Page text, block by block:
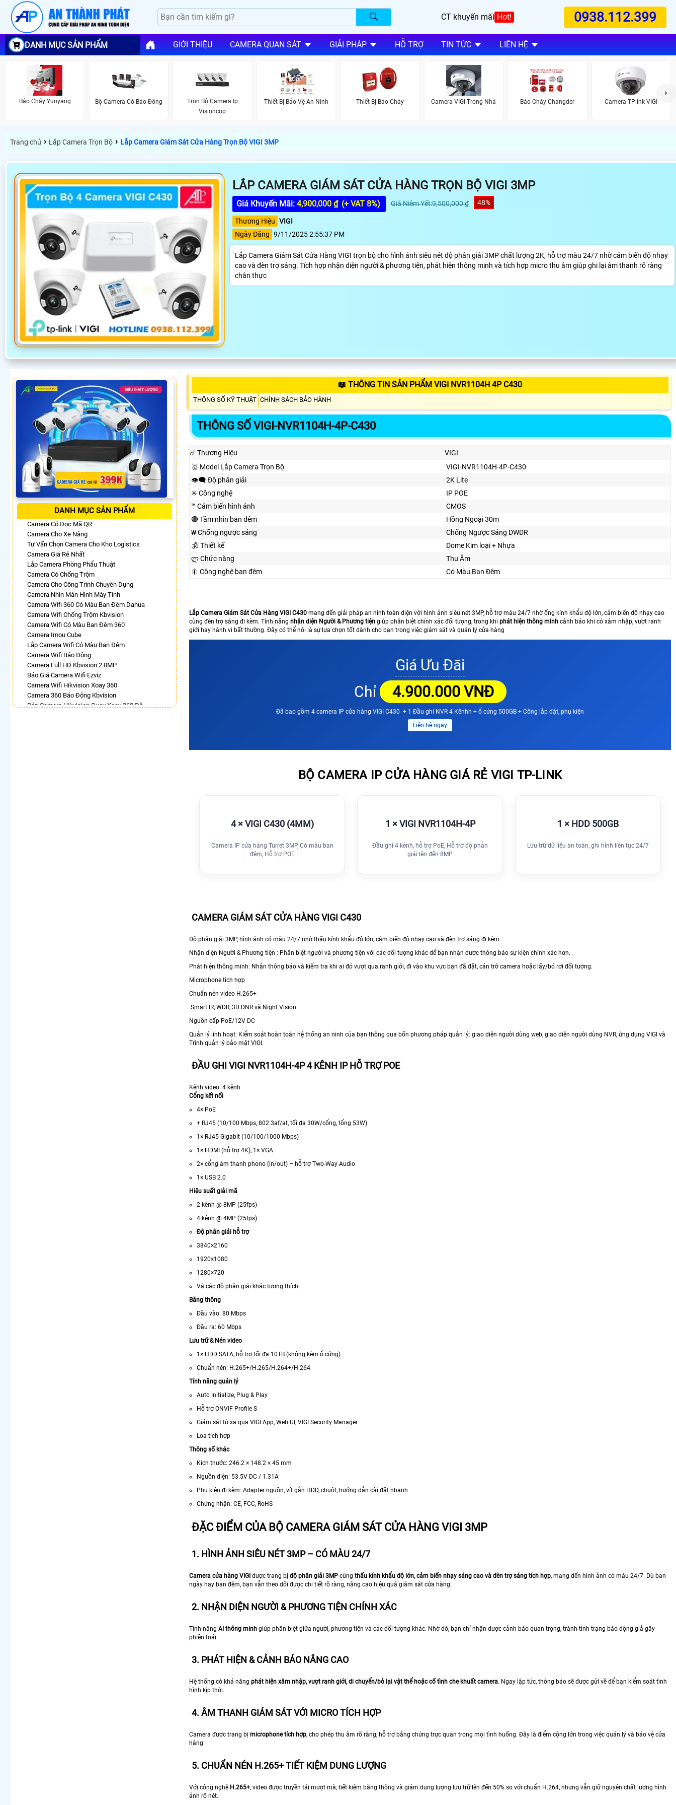
CT khuyến mãi Hot! 0938.112.399
DANH MỤC SẢN PHẨM GIỚI THIỆU CAMERA QUAN SÁT GIẢI PHÁP HỖ TRỢ TIN TỨC LIÊN HỆ
Báo Cháy Yunyang Bộ Camera Có Báo Đông
Trọn Bộ Camera Ip
Visioncop
Thiết Bị Bảo Vệ An Ninh Thiết Bị Báo Cháy Camera VIGI Trong Nhà Báo Cháy Changder Camera TPlink VIGI
Trang chủ › Lắp Camera Trọn Bộ › Lắp Camera Giám Sát Cửa Hàng Trọn Bộ VIGI 3MP
LẮP CAMERA GIÁM SÁT CỬA HÀNG TRỌN BỘ VIGI 3MP
Giá Khuyến Mãi: 4,900,000 ₫ (+ VAT 8%) Giá Niêm Yết:9,500,000 ₫ 48%
Thương Hiệu VIGI
Ngày Đăng 9/11/2025 2:55:37 PM
Lắp Camera Giám Sát Cửa Hàng VIGI trọn bộ cho hình ảnh siêu nét độ phân giải 3MP chất lượng 2K, hỗ trợ màu 24/7 nhờ cảm biến độ nhạy
cao và đèn trợ sáng. Tích hợp nhận diện người & phương tiện, phát hiện thông minh và tích hợp micro thu âm giúp ghi lại âm thanh rõ ràng
chân thực
DANH MỤC SẢN PHẨM
Camera Có Đọc Mã QR
Camera Cho Xe Nâng
Tư Vấn Chọn Camera Cho Kho Logistics
Camera Giá Rẻ Nhất
Lắp Camera Phòng Phẩu Thuật
Camera Có Chống Trộm
Camera Cho Công Trình Chuyên Dụng
Camera Nhìn Màn Hình Máy Tính
Camera Wifi 360 Có Màu Ban Đêm Dahua
Camera Wifi Chống Trộm Kbvision
Camera Wifi Có Màu Ban Đêm 360
Camera Imou Cube
Lắp Camera Wifi Có Màu Ban Đêm
Camera Wifi Báo Động
Camera Full HD Kbvision 2.0MP
Báo Giá Camera Wifi Ezviz
Camera Wifi Hikvision Xoay 360
Camera 360 Báo Động Kbvision
Bán Camera Hikvision Quay Xoay 360 Độ
📖 THÔNG TIN SẢN PHẨM VIGI NVR1104H 4P C430
THÔNG SỐ KỸ THUẬT CHÍNH SÁCH BẢO HÀNH
THÔNG SỐ VIGI-NVR1104H-4P-C430
☄️ Thương Hiệu
VIGI
🥇️ Model Lắp Camera Trọn Bộ
VIGI-NVR1104H-4P-C430
👁️‍🗨 Độ phân giải
2K Lite
✳️ Công nghệ
IP POE
™️ Cảm biến hình ảnh
CMOS
🔴 Tầm nhìn ban đêm
Hồng Ngoại 30m
₩ Chống ngược sáng
Chống Ngược Sáng DWDR
🕉️ Thiết kế
Dome Kim loại + Nhựa
ლ Chức năng
Thu Âm
🎇 Công nghệ ban đêm
Có Màu Ban Ðêm
Lắp Camera Giám Sát Cửa Hàng VIGI C430 mang đến giải pháp an ninh toàn diện với hình ảnh siêu nét 3MP, hỗ trợ màu 24/7 nhờ ống kính khẩu độ lớn, cảm biến độ nhạy cao
cùng đèn trợ sáng đi kèm. Tính năng nhận diện Người & Phương tiện giúp phân biệt chính xác đối tượng, trong khi phát hiện thông minh cảnh báo khi có xâm nhập, vượt ranh
giới hay hành vi bất thường. Đây có thể nói là sự lựa chọn tốt dành cho bạn trong việc giám sát và quản lý cửa hàng
Giá Ưu Đãi
Chỉ
4.900.000 VNĐ
Đã bao gồm 4 camera IP cửa hàng VIGI C430 + 1 Đầu ghi NVR 4 Kênhh + ổ cứng 500GB + Công lắp đặt, phụ kiện
Liên hệ ngay
BỘ CAMERA IP CỬA HÀNG GIÁ RẺ VIGI TP-LINK
4 × VIGI C430 (4MM)
Camera IP cửa hàng Turret 3MP, Có màu ban
đêm, Hỗ trợ POE
1 × VIGI NVR1104H-4P
Đầu ghi 4 kênh, hỗ trợ PoE, Hỗ trợ độ phân
giải lên đến 8MP
1 × HDD 500GB
Lưu trữ dữ liệu an toàn, ghi hình liên tục 24/7
CAMERA GIÁM SÁT CỬA HÀNG VIGI C430
Độ phân giải 3MP, hình ảnh có màu 24/7 nhờ thấu kính khẩu độ lớn, cảm biến độ nhạy cao và đèn trợ sáng đi kèm.
Nhận diện Người & Phương tiện : Phân biệt người và phương tiện với các đối tượng khác để bạn nhận được thông báo sự kiện chính xác hơn.
Phát hiện thông minh: Nhận thông báo và kiểm tra khi ai đó vượt qua ranh giới, đi vào khu vực bạn đã đặt, cản trở camera hoặc lấy/bỏ rơi đối tượng.
Microphone tích hợp
Chuẩn nén video H.265+
Smart IR, WDR, 3D DNR và Night Vision.
Nguồn cấp PoE/12V DC
Quản lý linh hoạt: Kiểm soát hoàn toàn hệ thống an ninh của bạn thông qua bốn phương pháp quản lý: giao diện người dùng web, giao diện người dùng NVR, ứng dụng VIGI và
Trình quản lý bảo mật VIGI.
ĐẦU GHI VIGI NVR1104H-4P 4 KÊNH IP HỖ TRỢ POE
Kênh video: 4 kênh
Cổng kết nối
4× PoE
+ RJ45 (10/100 Mbps, 802.3af/at, tối đa 30W/cổng, tổng 53W)
1× RJ45 Gigabit (10/100/1000 Mbps)
1× HDMI (hỗ trợ 4K), 1× VGA
2× cổng âm thanh phono (in/out) – hỗ trợ Two-Way Audio
1× USB 2.0
Hiệu suất giải mã
2 kênh @ 8MP (25fps)
4 kênh @ 4MP (25fps)
Độ phân giải hỗ trợ
3840×2160
1920×1080
1280×720
Và các độ phân giải khác tương thích
Băng thông
Đầu vào: 80 Mbps
Đầu ra: 60 Mbps
Lưu trữ & Nén video
1× HDD SATA, hỗ trợ tối đa 10TB (không kèm ổ cứng)
Chuẩn nén: H.265+/H.265/H.264+/H.264
Tính năng quản lý
Auto Initialize, Plug & Play
Hỗ trợ ONVIF Profile S
Giám sát từ xa qua VIGI App, Web UI, VIGI Security Manager
Loa tích hợp
Thông số khác
Kích thước: 246.2 × 148.2 × 45 mm
Nguồn điện: 53.5V DC / 1.31A
Phụ kiện đi kèm: Adapter nguồn, vít gắn HDD, chuột, hướng dẫn cài đặt nhanh
Chứng nhận: CE, FCC, RoHS
ĐẶC ĐIỂM CỦA BỘ CAMERA GIÁM SÁT CỬA HÀNG VIGI 3MP
1. HÌNH ẢNH SIÊU NÉT 3MP – CÓ MÀU 24/7
Camera cửa hàng VIGI được trang bị độ phân giải 3MP cùng thấu kính khẩu độ lớn, cảm biến nhạy sáng cao và đèn trợ sáng tích hợp, mang đến hình ảnh có màu 24/7. Dù ban
ngày hay ban đêm, bạn vẫn theo dõi được chi tiết rõ ràng, nâng cao hiệu quả giám sát cửa hàng.
2. NHẬN DIỆN NGƯỜI & PHƯƠNG TIỆN CHÍNH XÁC
Tính năng AI thông minh giúp phân biệt giữa người, phương tiện và các đối tượng khác. Nhờ đó, bạn chỉ nhận được cảnh báo quan trọng, tránh tình trạng báo động giả gây
phiền toái.
3. PHÁT HIỆN & CẢNH BÁO NÂNG CAO
Hệ thống có khả năng phát hiện xâm nhập, vượt ranh giới, di chuyển/bỏ lại vật thể hoặc cố tình che khuất camera. Ngay lập tức, thông báo sẽ được gửi về để bạn kiểm soát tình
hình kịp thời.
4. ÂM THANH GIÁM SÁT VỚI MICRO TÍCH HỢP
Camera được trang bị microphone tích hợp, cho phép thu âm rõ ràng, hỗ trợ bằng chứng trực quan trong mọi tình huống. Đây là điểm cộng lớn trong việc quản lý và bảo vệ cửa
hàng.
5. CHUẨN NÉN H.265+ TIẾT KIỆM DUNG LƯỢNG
Với công nghệ H.265+, video được truyền tải mượt mà, tiết kiệm băng thông và giảm dung lượng lưu trữ lên đến 50% so với chuẩn H.264, nhưng vẫn giữ nguyên chất lượng hình
ảnh rõ nét.